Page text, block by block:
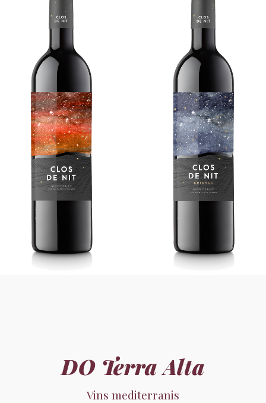
DO Terra Alta
Vins mediterranis